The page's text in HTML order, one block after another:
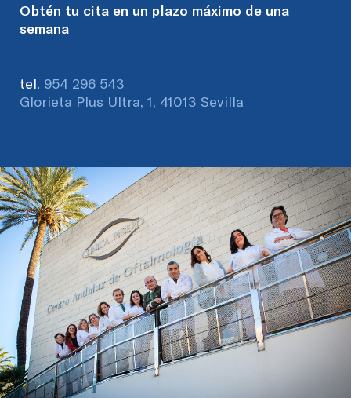
Obtén tu cita en un plazo máximo de una
semana
tel. 954 296 543
Glorieta Plus Ultra, 1, 41013 Sevilla